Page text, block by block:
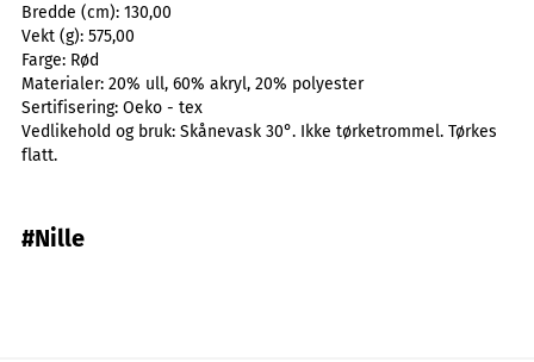
Bredde (cm): 130,00
Vekt (g): 575,00
Farge: Rød
Materialer: 20% ull, 60% akryl, 20% polyester
Sertifisering: Oeko - tex
Vedlikehold og bruk: Skånevask 30°. Ikke tørketrommel. Tørkes
flatt.
#Nille